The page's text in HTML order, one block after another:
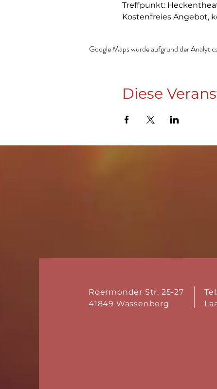
Treffpunkt:
Kostenfreies Angebot,
Google Maps wurde aufgrund der
Diese
Roermonder Str. 25-27
41849 Wassenberg